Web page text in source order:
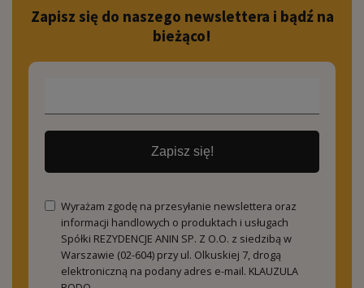
Zapisz się do naszego newslettera i bądź na
bieżąco!
Zapisz się!
Wyrażam zgodę na przesyłanie newslettera oraz
informacji handlowych o produktach i usługach
Spółki REZYDENCJE ANIN SP. Z O.O. z siedzibą w
Warszawie (02-604) przy ul. Olkuskiej 7, drogą
elektroniczną na podany adres e-mail. KLAUZULA